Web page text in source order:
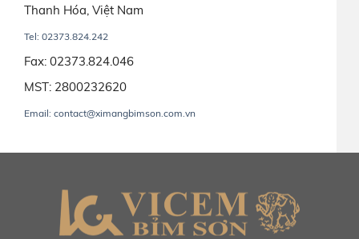
Thanh Hóa, Việt Nam
Tel: 02373.824.242
Fax: 02373.824.046
MST: 2800232620
Email: contact@ximangbimson.com.vn